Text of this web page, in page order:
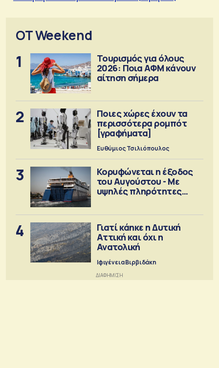
OT Weekend
1
Τουρισμός για όλους
2026: Ποια ΑΦΜ κάνουν
αίτηση σήμερα
2
Ποιες χώρες έχουν τα
περισσότερα ρομπότ
[γραφήματα]
Ευθύμιος Τσιλιόπουλος
3
Κορυφώνεται η έξοδος
του Αυγούστου - Με
υψηλές πληρότητες
4
Γιατί κάηκε η Δυτική
Αττική και όχι η
Ανατολική
Ιφιγένεια Βιρβιδάκη